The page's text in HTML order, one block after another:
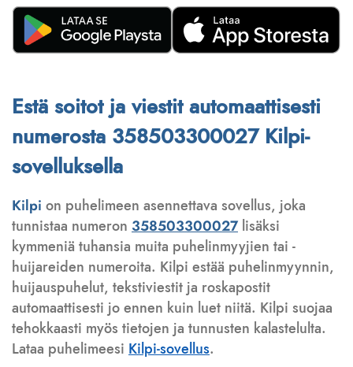
Estä soitot ja viestit automaattisesti
numerosta 358503300027 Kilpi-
sovelluksella
Kilpi on puhelimeen asennettava sovellus, joka
tunnistaa numeron 358503300027lisäksi
kymmeniä tuhansia muita puhelinmyyjien tai -
huijareiden numeroita. Kilpi estää puhelinmyynnin,
huijauspuhelut, tekstiviestit ja roskapostit
automaattisesti jo ennen kuin luet niitä. Kilpi suojaa
tehokkaasti myös tietojen ja tunnusten kalastelulta.
Lataa puhelimeesi Kilpi-sovellus.